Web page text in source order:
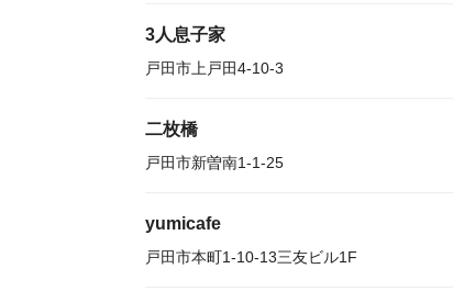
3人息子家
戸田市上戸田4-10-3
二枚橋
戸田市新曽南1-1-25
yumicafe
戸田市本町1-10-13三友ビル1F